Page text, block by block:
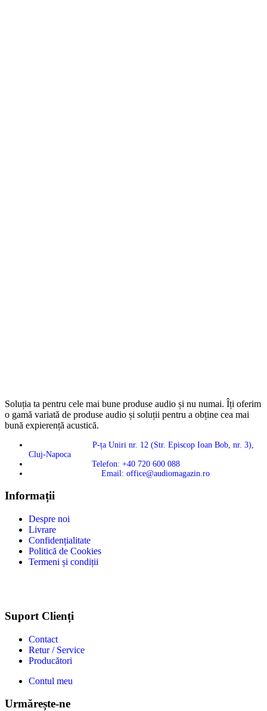
Soluția ta pentru cele mai bune produse audio și nu numai. Îți oferim
o gamă variată de produse audio și soluții pentru a obține cea mai
bună expierență acustică.
P-ța Uniri nr. 12 (Str. Episcop Ioan Bob, nr. 3),
Cluj-Napoca
Telefon: +40 720 600 088
Email: office@audiomagazin.ro
Informații
Despre noi
Livrare
Confidențialitate
Politică de Cookies
Termeni și condiții
Suport Clienți
Contact
Retur / Service
Producători
Contul meu
Urmărește-ne